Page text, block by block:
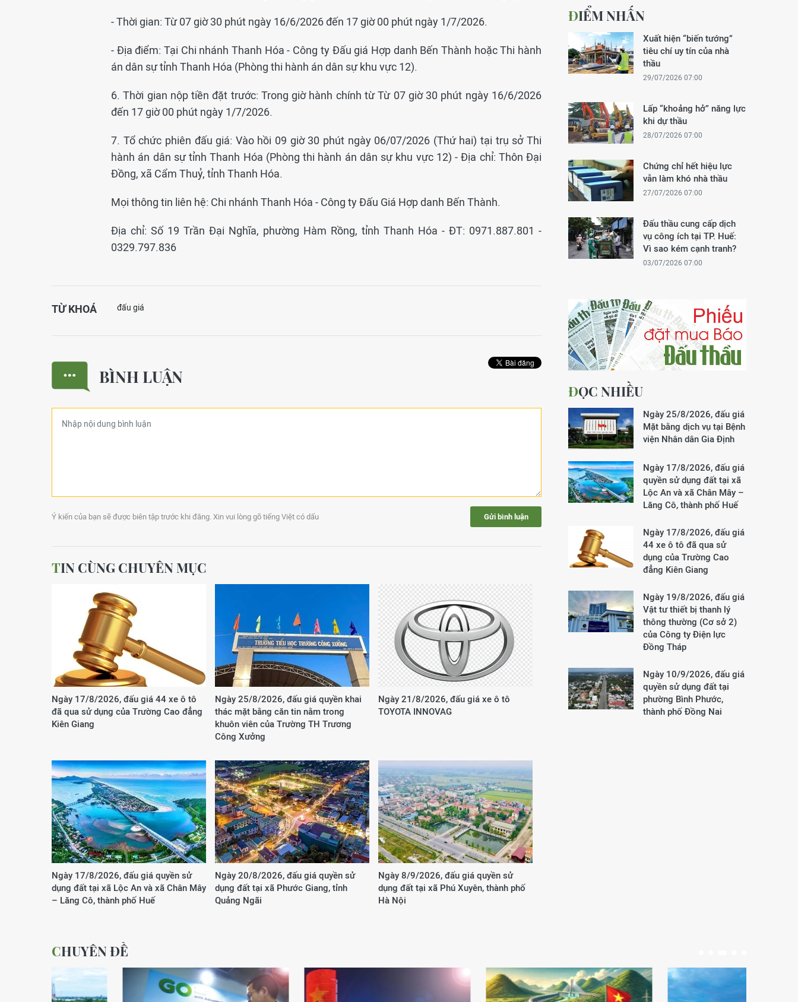
- Thời gian: Từ 07 giờ 30 phút ngày 16/6/2026 đến 17 giờ 00 phút ngày 1/7/2026.
- Địa điểm: Tại Chi nhánh Thanh Hóa - Công ty Đấu giá Hợp danh Bến Thành hoặc Thi hành
án dân sự tỉnh Thanh Hóa (Phòng thi hành án dân sự khu vực 12).
6. Thời gian nộp tiền đặt trước: Trong giờ hành chính từ Từ 07 giờ 30 phút ngày 16/6/2026
đến 17 giờ 00 phút ngày 1/7/2026.
7. Tổ chức phiên đấu giá: Vào hồi 09 giờ 30 phút ngày 06/07/2026 (Thứ hai) tại trụ sở Thi
hành án dân sự tỉnh Thanh Hóa (Phòng thi hành án dân sự khu vực 12) - Địa chỉ: Thôn Đại
Đồng, xã Cẩm Thuỷ, tỉnh Thanh Hóa.
Mọi thông tin liên hệ: Chi nhánh Thanh Hóa - Công ty Đấu Giá Hợp danh Bến Thành.
Địa chỉ: Số 19 Trần Đại Nghĩa, phường Hàm Rồng, tỉnh Thanh Hóa - ĐT: 0971.887.801 -
0329.797.836
TỪ KHOÁ đấu giá
BÌNH LUẬN
Ý kiến của bạn sẽ được biên tập trước khi đăng. Xin vui lòng gõ tiếng Việt có dấu Gửi bình luận
TIN CÙNG CHUYÊN MỤC
Ngày 17/8/2026, đấu giá 44 xe ô tô
đã qua sử dụng của Trường Cao đẳng
Kiên Giang
Ngày 25/8/2026, đấu giá quyền khai
thác mặt bằng căn tin nằm trong
khuôn viên của Trường TH Trương
Công Xưởng
Ngày 21/8/2026, đấu giá xe ô tô
TOYOTA INNOVAG
Ngày 17/8/2026, đấu giá quyền sử
dụng đất tại xã Lộc An và xã Chân Mây
– Lăng Cô, thành phố Huế
Ngày 20/8/2026, đấu giá quyền sử
dụng đất tại xã Phước Giang, tỉnh
Quảng Ngãi
Ngày 8/9/2026, đấu giá quyền sử
dụng đất tại xã Phú Xuyên, thành phố
Hà Nội
ĐIỂM NHẤN
Xuất hiện “biến tướng”
tiêu chí uy tín của nhà
thầu
29/07/2026 07:00
Lấp “khoảng hở” năng lực
khi dự thầu
28/07/2026 07:00
Chứng chỉ hết hiệu lực
vẫn làm khó nhà thầu
27/07/2026 07:00
Đấu thầu cung cấp dịch
vụ công ích tại TP. Huế:
Vì sao kém cạnh tranh?
03/07/2026 07:00
ĐỌC NHIỀU
Ngày 25/8/2026, đấu giá
Mặt bằng dịch vụ tại Bệnh
viện Nhân dân Gia Định
Ngày 17/8/2026, đấu giá
quyền sử dụng đất tại xã
Lộc An và xã Chân Mây –
Lăng Cô, thành phố Huế
Ngày 17/8/2026, đấu giá
44 xe ô tô đã qua sử
dụng của Trường Cao
đẳng Kiên Giang
Ngày 19/8/2026, đấu giá
Vật tư thiết bị thanh lý
thông thường (Cơ sở 2)
của Công ty Điện lực
Đồng Tháp
Ngày 10/9/2026, đấu giá
quyền sử dụng đất tại
phường Bình Phước,
thành phố Đồng Nai
CHUYÊN ĐỀ